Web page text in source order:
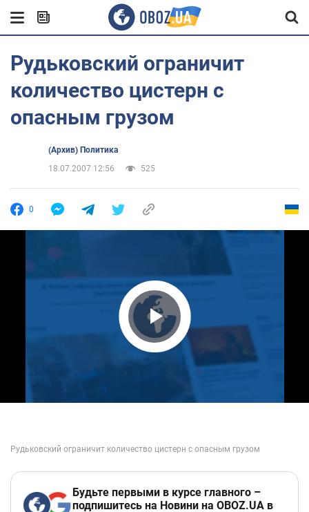
Рудьковский ограничит
количество цистерн с
опасным грузом
(Архив) Политика
18.07.2007 12:56
525
0
Play Video
Будьте первыми в курсе главного –
подпишитесь на Новини на OBOZ.UA в